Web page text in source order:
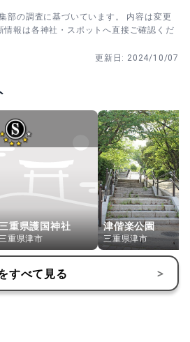
部の調査に基づいています。 内容は変更
情報は各神社・スポットへ直接ご確認くだ
更新日: 2024/10/07
三重県護国神社
三重県津市
津偕楽公園
三重県津市
すべて見る >